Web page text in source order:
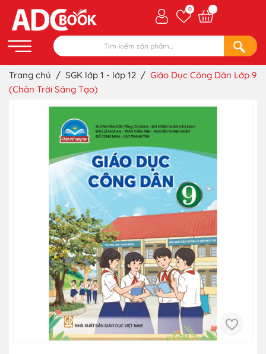
0
Trang chủ / SGK lớp 1 - lớp 12 / Giáo Dục Công Dân Lớp 9
(Chân Trời Sáng Tạo)